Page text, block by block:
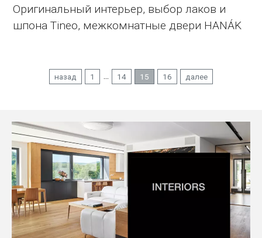
Оригинальный интерьер, выбор лаков и
шпона Tineo, межкомнатные двери HANÁK
назад 1 ... 14 15 16 далее